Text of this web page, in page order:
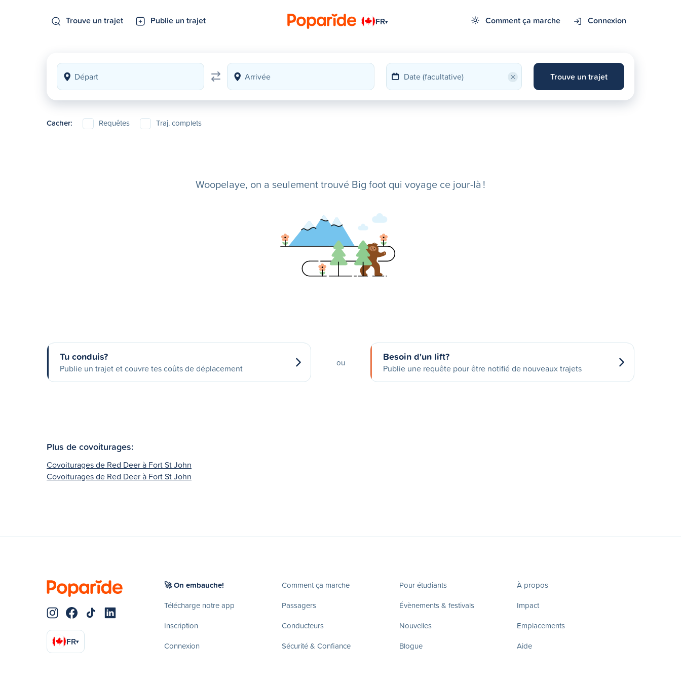
Trouve un trajet Publie un trajet FR▾ Comment ça marche Connexion
× Trouve un trajet
Cacher: Requêtes Traj. complets
Woopelaye, on a seulement trouvé Big foot qui voyage ce jour-là !
Tu conduis?
Publie un trajet et couvre tes coûts de déplacement
ou Besoin d'un lift?
Publie une requête pour être notifié de nouveaux trajets
Plus de covoiturages:
Covoiturages de Red Deer à Fort St John
Covoiturages de Red Deer à Fort St John
FR▾
🚀 On embauche!
Télécharge notre app
Inscription
Connexion
Comment ça marche
Passagers
Conducteurs
Sécurité & Confiance
Pour étudiants
Évènements & festivals
Nouvelles
Blogue
À propos
Impact
Emplacements
Aide